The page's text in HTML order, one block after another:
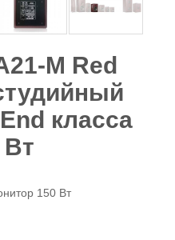
M Red
класса
Вт
150 Вт